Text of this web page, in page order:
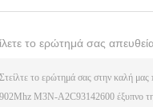
το ερώτημά σας